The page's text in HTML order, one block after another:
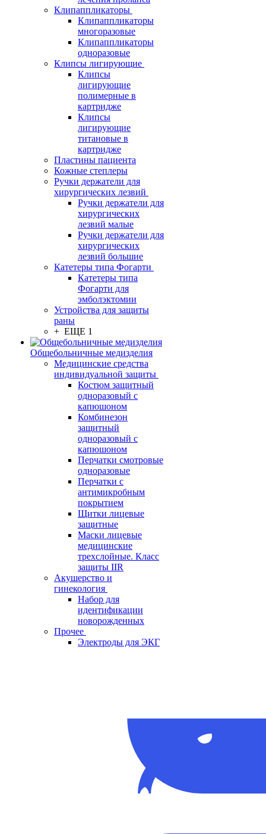
Клипаппликаторы
Клипаппликаторы
многоразовые
Клипаппликаторы
одноразовые
Клипсы лигирующие
Клипсы
лигирующие
полимерные в
картридже
Клипсы
лигирующие
титановые в
картридже
Пластины пациента
Кожные степлеры
Ручки держатели для
хирургических лезвий
Ручки держатели для
хирургических
лезвий малые
Ручки держатели для
хирургических
лезвий большие
Катетеры типа Фогарти
Катетеры типа
Фогарти для
эмболэктомии
Устройства для защиты
раны
+ ЕЩЕ 1
Общебольничные медизделия
Медицинские средства
индивидуальной защиты
Костюм защитный
одноразовый с
капюшоном
Комбинезон
защитный
одноразовый с
капюшоном
Перчатки смотровые
одноразовые
Перчатки с
антимикробным
покрытием
Щитки лицевые
защитные
Маски лицевые
медицинские
трехслойные. Класс
защиты IIR
Акушерство и
гинекология
Набор для
идентификации
новорожденных
Прочее
Электроды для ЭКГ